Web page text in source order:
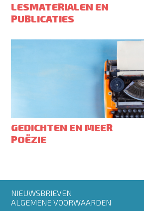
LESMATERIALEN EN
PUBLICATIES
GEDICHTEN EN MEER
POËZIE
Footer
menu
NIEUWSBRIEVEN
ALGEMENE VOORWAARDEN